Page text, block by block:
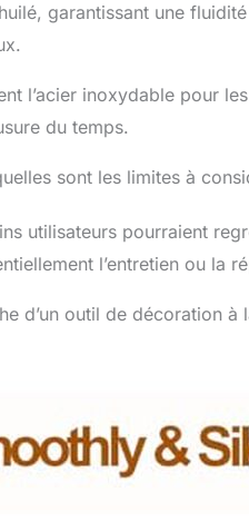
garantissant une
l’acier inoxydable pour
du temps.
sont les limites à
utilisateurs pourraient
l’entretien ou la
d’un outil de décoration